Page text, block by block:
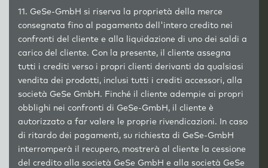
11. GeSe-GmbH si riserva la proprietà della merce
consegnata fino al pagamento dell'intero credito nei
confronti del cliente e alla liquidazione di uno dei saldi a
carico del cliente. Con la presente, il cliente assegna
tutti i crediti verso i propri clienti derivanti da qualsiasi
vendita dei prodotti, inclusi tutti i crediti accessori, alla
società GeSe GmbH. Finché il cliente adempie ai propri
obblighi nei confronti di GeSe-GmbH, il cliente è
autorizzato a far valere le proprie rivendicazioni. In caso
di ritardo dei pagamenti, su richiesta di GeSe-GmbH
interromperà il recupero, mostrerà al cliente la cessione
del credito alla società GeSe GmbH e alla società GeSe